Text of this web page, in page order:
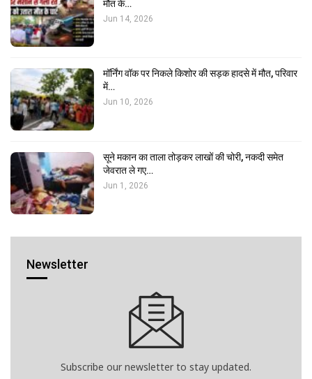
मौत के…
Jun 14, 2026
मॉर्निंग वॉक पर निकले किशोर की सड़क हादसे में मौत, परिवार
में…
Jun 10, 2026
सूने मकान का ताला तोड़कर लाखों की चोरी, नकदी समेत
जेवरात ले गए…
Jun 1, 2026
Newsletter
Subscribe our newsletter to stay updated.